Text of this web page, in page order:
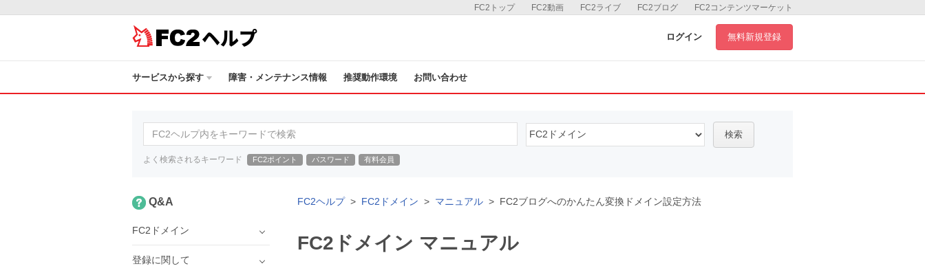
FC2コンテンツマーケット
FC2ブログ
FC2ライブ
FC2動画
FC2トップ
ヘルプ ログイン 無料新規登録
サービスから探す 障害・メンテナンス情報 推奨動作環境 お問い合わせ
検索
よく検索されるキーワード FC2ポイント パスワード 有料会員
FC2ヘルプ FC2ドメイン マニュアル FC2ブログへのかんたん変換ドメイン設定方法
FC2ドメイン マニュアル
Q&A
FC2ドメイン
登録に関して